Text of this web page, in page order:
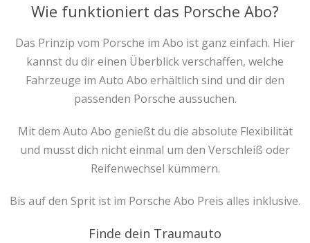
Wie funktioniert das Porsche Abo?
Das Prinzip vom Porsche im Abo ist ganz einfach. Hier
kannst du dir einen Überblick verschaffen, welche
Fahrzeuge im Auto Abo erhältlich sind und dir den
passenden Porsche aussuchen.
Mit dem Auto Abo genießt du die absolute Flexibilität
und musst dich nicht einmal um den Verschleiß oder
Reifenwechsel kümmern.
Bis auf den Sprit ist im Porsche Abo Preis alles inklusive.
Finde dein Traumauto